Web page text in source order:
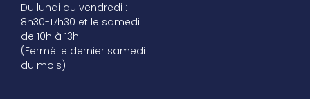
Du lundi au vendredi :
8h30-17h30 et le samedi
de 10h à 13h
(Fermé le dernier samedi
du mois)